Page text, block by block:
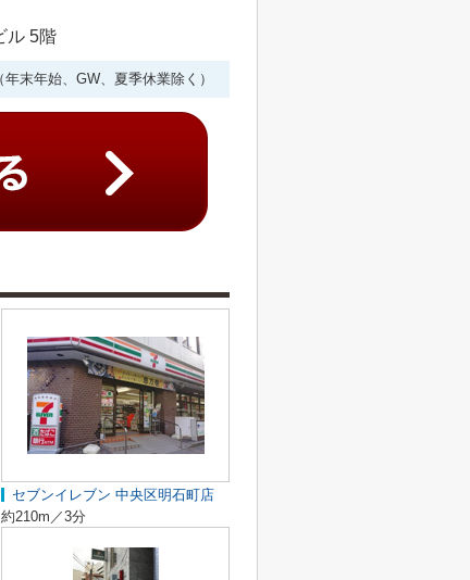
ル 5階
末年始、GW、夏季休業除く）
セブンイレブン 中央区明石町店
約210m／3分